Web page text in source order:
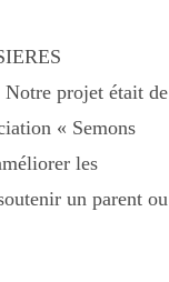
projet était de
« Semons
les
un parent ou